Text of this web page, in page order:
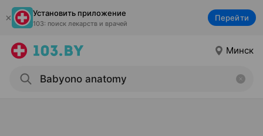
Установить приложение
103: поиск лекарств и врачей
Перейти
Минск